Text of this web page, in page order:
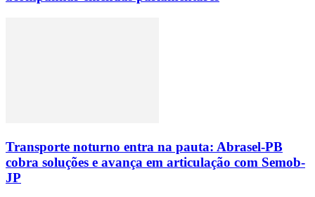
Transporte noturno entra na pauta: Abrasel-PB
cobra soluções e avança em articulação com Semob-
JP